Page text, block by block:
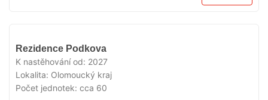
Rezidence Podkova
K nastěhování od: 2027
Lokalita: Olomoucký kraj
Počet jednotek: cca 60